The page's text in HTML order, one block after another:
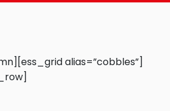
alias=”cobbles”]